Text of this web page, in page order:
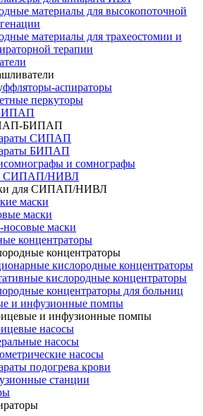
материалы для высокопоточной
материалы для трахеостомии и
терапии
аспираторы
перкуторы
БИПАП
СИПАП
БИПАП
и сомнографы
СИПАП/НИВЛ
для СИПАП/НИВЛ
маски
маски
носовые маски
концентраторы
концентраторы
кислородные концентраторы
кислородные концентраторы
концентраторы для больниц
и инфузионные помпы
и инфузионные помпы
насосы
насосы
насосы
подогрева крови
станции